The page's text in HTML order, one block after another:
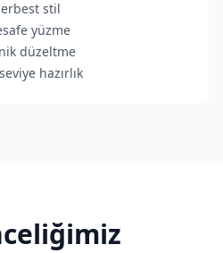
stil
yüzme
düzeltme
hazırlık